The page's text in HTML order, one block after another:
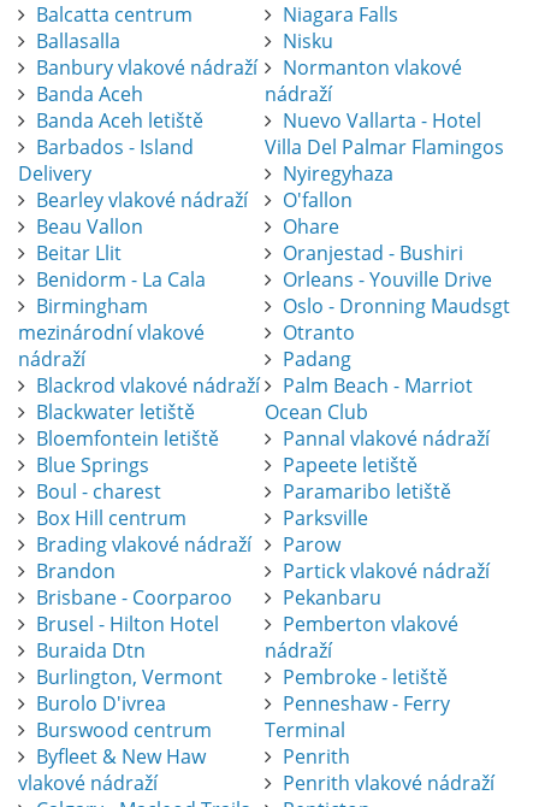
Balcatta centrum
Ballasalla
Banbury vlakové nádraží
Banda Aceh
Banda Aceh letiště
Barbados - Island
Delivery
Bearley vlakové nádraží
Beau Vallon
Beitar Llit
Benidorm - La Cala
Birmingham
mezinárodní vlakové
nádraží
Blackrod vlakové nádraží
Blackwater letiště
Bloemfontein letiště
Blue Springs
Boul - charest
Box Hill centrum
Brading vlakové nádraží
Brandon
Brisbane - Coorparoo
Brusel - Hilton Hotel
Buraida Dtn
Burlington, Vermont
Burolo D'ivrea
Burswood centrum
Byfleet & New Haw
vlakové nádraží
Niagara Falls
Nisku
Normanton vlakové
nádraží
Nuevo Vallarta - Hotel
Villa Del Palmar Flamingos
Nyiregyhaza
O'fallon
Ohare
Oranjestad - Bushiri
Orleans - Youville Drive
Oslo - Dronning Maudsgt
Otranto
Padang
Palm Beach - Marriot
Ocean Club
Pannal vlakové nádraží
Papeete letiště
Paramaribo letiště
Parksville
Parow
Partick vlakové nádraží
Pekanbaru
Pemberton vlakové
nádraží
Pembroke - letiště
Penneshaw - Ferry
Terminal
Penrith
Penrith vlakové nádraží